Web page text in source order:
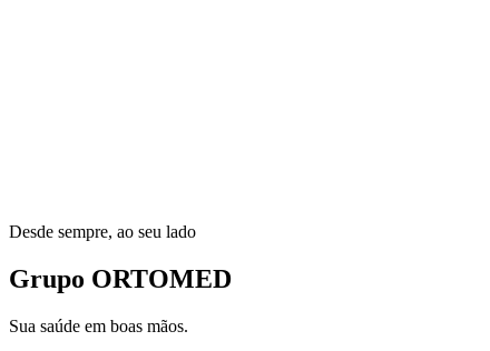
Desde sempre, ao seu lado
Grupo ORTOMED
Sua saúde em boas mãos.